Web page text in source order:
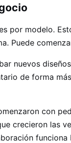
por modelo.
Puede
nuevos
de forma
con
crecieron las
funciona